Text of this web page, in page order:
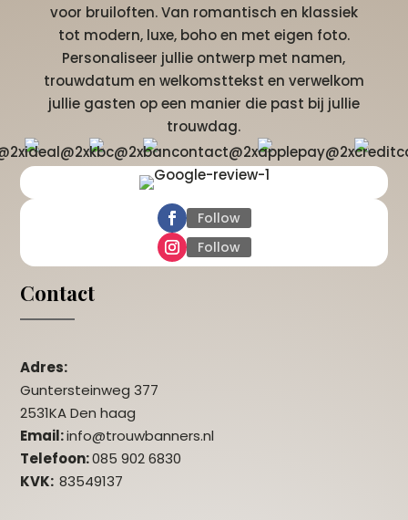
voor bruiloften. Van romantisch en klassiek
tot modern, luxe, boho en met eigen foto.
Personaliseer jullie ontwerp met namen,
trouwdatum en welkomsttekst en verwelkom
jullie gasten op een manier die past bij jullie
trouwdag.
Follow
Follow
Contact
Adres:
Guntersteinweg 377
2531KA Den haag
Email:info@trouwbanners.nl
Telefoon:085 902 6830
KVK:83549137